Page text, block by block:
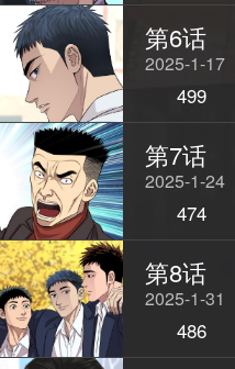
第6话
2025-1-17
499
第7话
2025-1-24
474
第8话
2025-1-31
486